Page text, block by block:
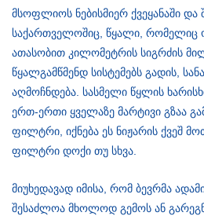
მსოფლიოს ნებისმიერ ქვეყანაში და
საქართველოშიც, წყალი, რომელიც
ათასობით კილომეტრის სიგრძის
წყალგამწმენდ სისტემებს გადის,
აღმოჩნდება. სასმელი წყლის
ერთ-ერთი ყველაზე მარტივი გზაა
ფილტრი, იქნება ეს ნიჟარის ქვეშ
ფილტრი დოქი თუ სხვა.
მიუხედავად იმისა, რომ ბევრმა
შესაძლოა მხოლოდ გემოს ან